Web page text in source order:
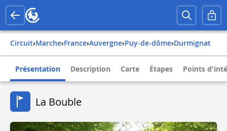
Circuit› Marche› france› auvergne› puy-de-dôme› durmignat
Présentation Description Carte Étapes Points
La Bouble